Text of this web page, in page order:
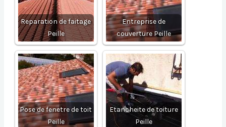
Reparation de faitage
Peille
Entreprise de
couverture Peille
Pose de fenetre de toit
Peille
Etancheite de toiture
Peille